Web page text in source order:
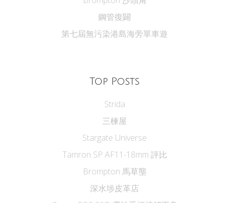
鋼管復闢
第七屆無污染港島海旁單車遊
Top Posts
Strida
三楝屋
Stargate Universe
Tamron SP AF11-18mm 評比
Brompton 馬草壟
深水埗皮革店